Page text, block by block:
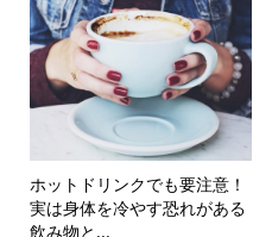
ホットドリンクでも要注意！
実は身体を冷やす恐れがある
飲み物と...